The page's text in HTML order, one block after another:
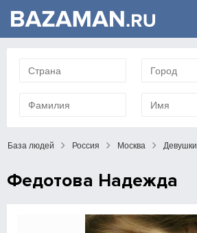
База людей Россия Москва Девушки
Федотова Надежда